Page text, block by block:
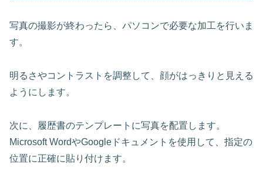
写真の撮影が終わったら、パソコンで必要な加工を行いま
す。
明るさやコントラストを調整して、 顔がはっきりと見える
ようにします。
次に、履歴書のテンプレートに写真を配置します。
Microsoft WordやGoogleドキュメントを使用して、指定の
位置に正確に貼り付けます。